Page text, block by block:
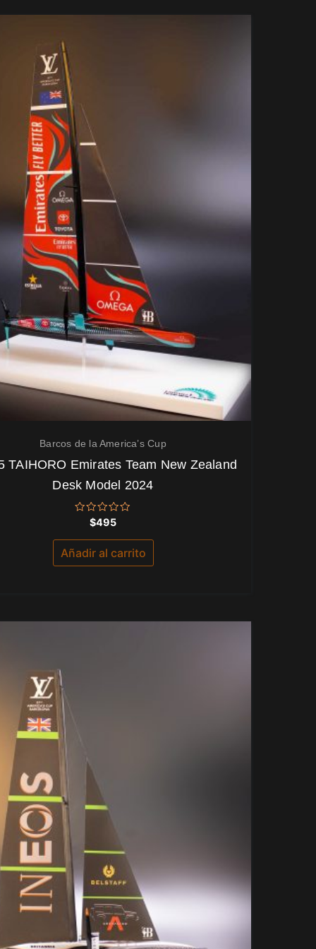
Barcos de la America’s Cup
TAIHORO Emirates Team New Zealand
Desk Model 2024
Valorado
con
0
de
5
$495
Añadir al carrito